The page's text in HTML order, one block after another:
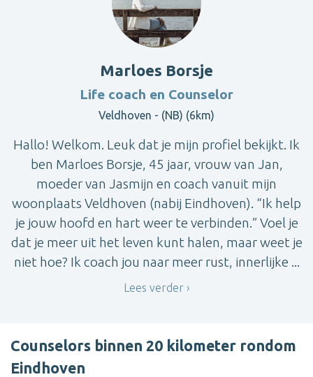
Marloes Borsje
Life coach en Counselor
Veldhoven - (NB) (6km)
Hallo! Welkom. Leuk dat je mijn profiel bekijkt. Ik
ben Marloes Borsje, 45 jaar, vrouw van Jan,
moeder van Jasmijn en coach vanuit mijn
woonplaats Veldhoven (nabij Eindhoven). “Ik help
je jouw hoofd en hart weer te verbinden.” Voel je
dat je meer uit het leven kunt halen, maar weet je
niet hoe? Ik coach jou naar meer rust, innerlijke ...
Lees verder
Counselors binnen 20 kilometer rondom
Eindhoven